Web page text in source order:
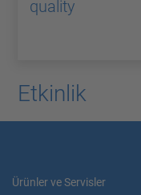
quality
Etkinlik
Ürünler ve Servisler